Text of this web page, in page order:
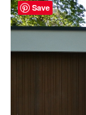
Save